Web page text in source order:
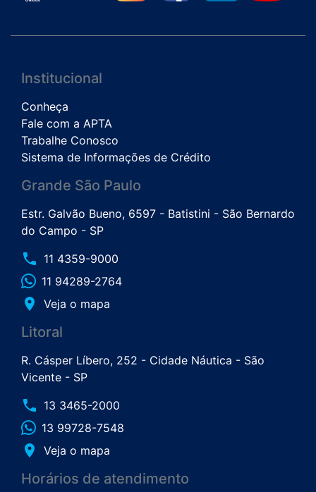
Institucional
Conheça
Fale com a APTA
Trabalhe Conosco
Sistema de Informações de Crédito
Grande São Paulo
Estr. Galvão Bueno, 6597 - Batistini - São Bernardo
do Campo - SP
phone 11 4359-9000
11 94289-2764
place Veja o mapa
Litoral
R. Cásper Líbero, 252 - Cidade Náutica - São
Vicente - SP
phone 13 3465-2000
13 99728-7548
place Veja o mapa
Horários de atendimento